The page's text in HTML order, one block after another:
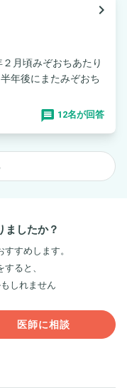
navigate_next
月頃みぞおちあたり
年後にまたみぞおち
12名が回答
ましたか？
すめします。
ると、
しれません
医師に相談